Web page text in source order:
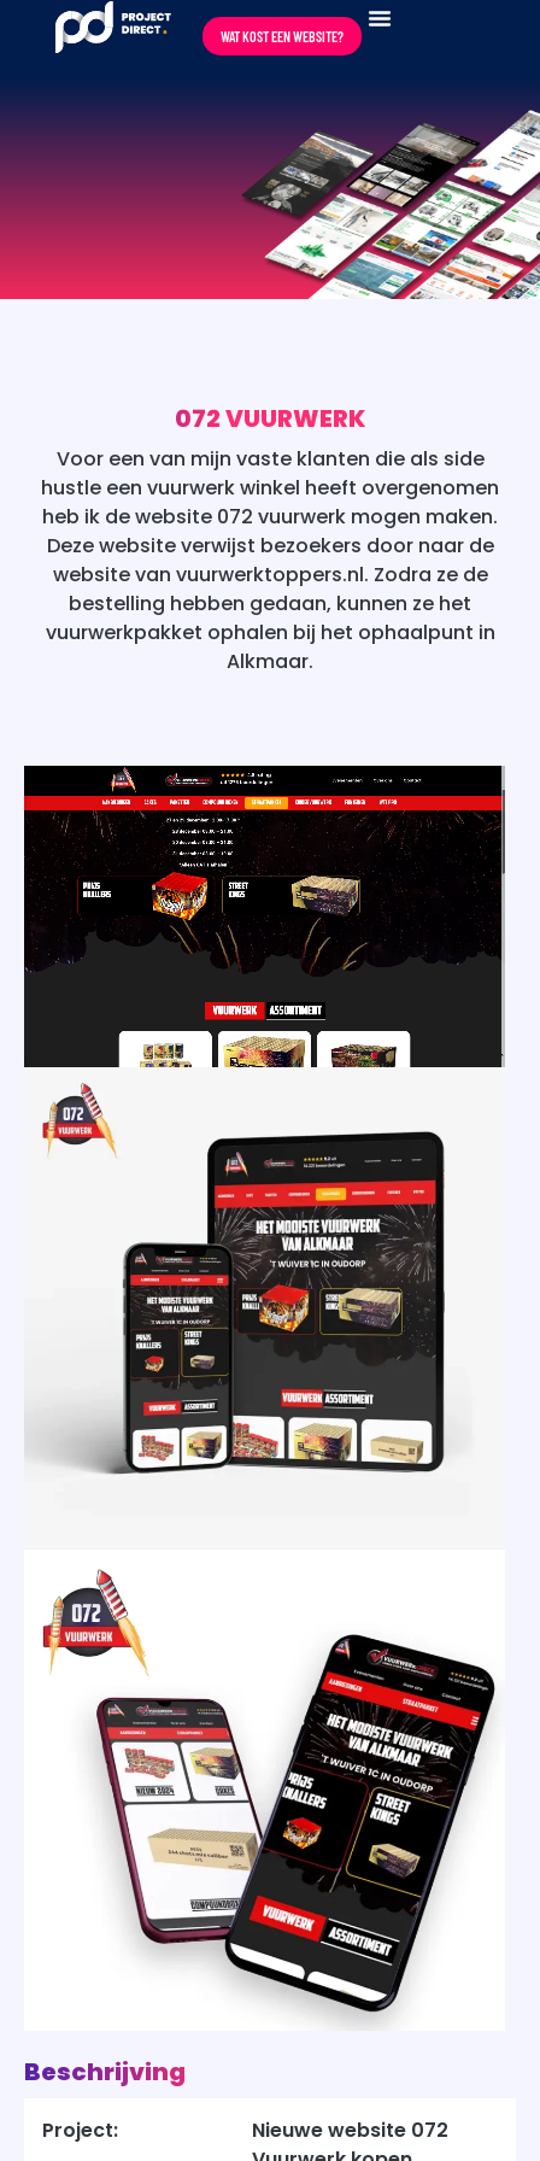
content
WAT KOST EEN WEBSITE?
072 VUURWERK
Voor een van mijn vaste klanten die als side
hustle een vuurwerk winkel heeft overgenomen
heb ik de website 072 vuurwerk mogen maken.
Deze website verwijst bezoekers door naar de
website van vuurwerktoppers.nl. Zodra ze de
bestelling hebben gedaan, kunnen ze het
vuurwerkpakket ophalen bij het ophaalpunt in
Alkmaar.
Beschrijving
Project:
Nieuwe website 072